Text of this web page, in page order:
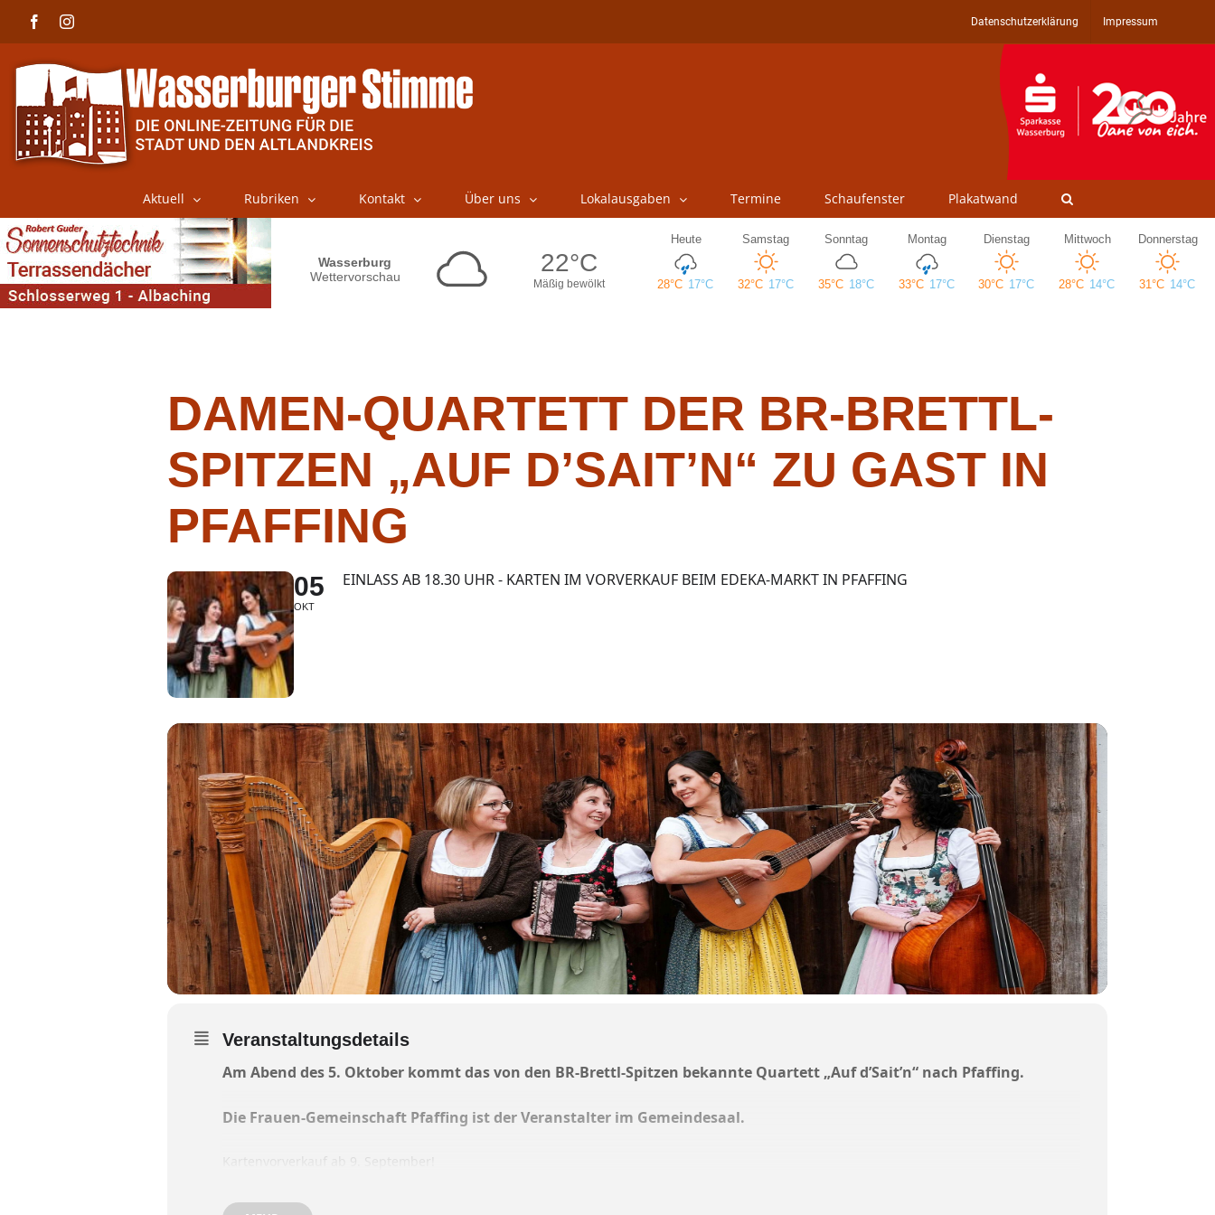
FacebookInstagram Datenschutzerklärung Impressum
Aktuell Rubriken Kontakt Über uns Lokalausgaben Termine Schaufenster Plakatwand
DAMEN-QUARTETT DER BR-BRETTL-
SPITZEN „AUF D’SAIT’N“ ZU GAST IN
PFAFFING
05
OKT
EINLASS AB 18.30 UHR - KARTEN IM VORVERKAUF BEIM EDEKA-MARKT IN PFAFFING
Veranstaltungsdetails
Am Abend des 5. Oktober kommt das von den BR-Brettl-Spitzen bekannte Quartett „Auf d’Sait’n“ nach Pfaffing.
Die Frauen-Gemeinschaft Pfaffing ist der Veranstalter im Gemeindesaal.
Kartenvorverkauf ab 9. September!